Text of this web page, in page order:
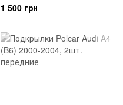
1 500 грн